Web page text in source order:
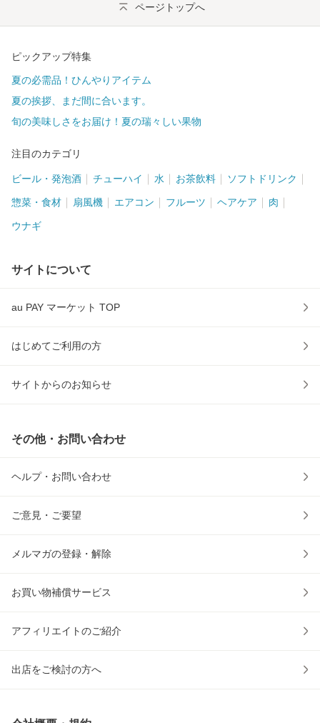
ページトップへ
ピックアップ特集
夏の必需品！ひんやりアイテム
夏の挨拶、まだ間に合います。
旬の美味しさをお届け！夏の瑞々しい果物
注目のカテゴリ
ビール・発泡酒 チューハイ 水 お茶飲料 ソフトドリンク
惣菜・食材 扇風機 エアコン フルーツ ヘアケア 肉
ウナギ
サイトについて
au PAY マーケット TOP
はじめてご利用の方
サイトからのお知らせ
その他・お問い合わせ
ヘルプ・お問い合わせ
ご意見・ご要望
メルマガの登録・解除
お買い物補償サービス
アフィリエイトのご紹介
出店をご検討の方へ